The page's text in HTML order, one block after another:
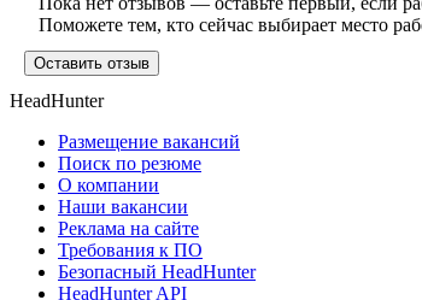
Поможете тем, кто сейчас выбирает место
Оставить отзыв
HeadHunter
Размещение вакансий
Поиск по резюме
О компании
Наши вакансии
Реклама на сайте
Требования к ПО
Безопасный HeadHunter
HeadHunter API